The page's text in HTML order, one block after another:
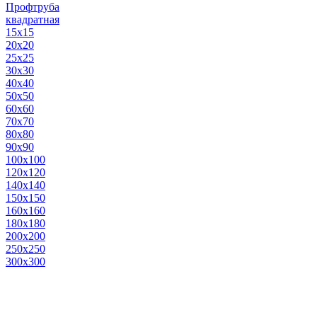
Профтруба
квадратная
15х15
20х20
25х25
30х30
40х40
50х50
60х60
70х70
80х80
90х90
100х100
120х120
140х140
150х150
160х160
180х180
200х200
250х250
300х300